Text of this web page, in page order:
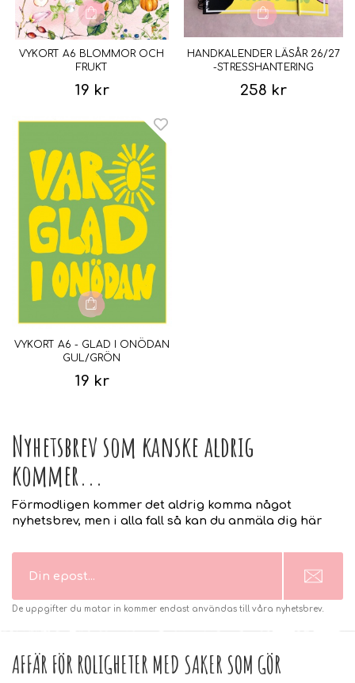
VYKORT A6 BLOMMOR OCH
FRUKT
19 kr
HANDKALENDER LÄSÅR 26/27
-STRESSHANTERING
258 kr
VYKORT A6 - GLAD I ONÖDAN
GUL/GRÖN
19 kr
Nyhetsbrev som kanske aldrig
kommer...
Förmodligen kommer det aldrig komma något
nyhetsbrev, men i alla fall så kan du anmäla dig här
De uppgifter du matar in kommer endast användas till våra nyhetsbrev.
AFFÄR FÖR ROLIGHETER MED SAKER SOM GÖR